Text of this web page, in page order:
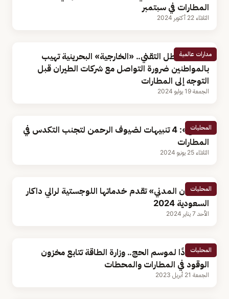
المطارات في سبتمبر
الثلاثاء 22 أكتوبر 2024
مدارات عالمية
بسبب العطل التقني.. «الخارجية» البحرينية تهيب
بالمواطنين ضرورة التواصل مع شركات الطيران قبل
التوجه إلى المطارات
الجمعة 19 يوليو 2024
المحليات
«الحج»: 4 تنبيهات لضيوف الرحمن لتجنب التكدس في
المطارات
الثلاثاء 25 يونيو 2024
المحليات
«الطيران المدني» تقدم خدماتها اللوجستية لرالي داكار
السعودية 2024
الأحد 7 يناير 2024
المحليات
استعدادًا لموسم الحج.. وزارة الطاقة تتابع مخزون
الوقود في المطارات والمحطات
الجمعة 21 أبريل 2023